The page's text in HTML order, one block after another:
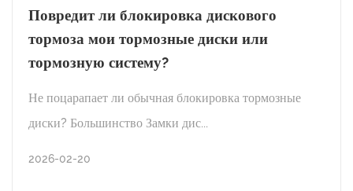
замки?
Повредит ли блокировка дискового
тормоза мои тормозные диски или
тормозную систему?
Не поцарапает ли обычная блокировка тормозные
диски? Большинство Замки дис...
2026-02-20